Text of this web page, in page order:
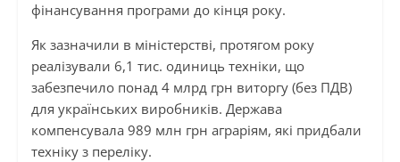
фінансування програми до кінця року.
Як зазначили в міністерстві, протягом року
реалізували 6,1 тис. одиниць техніки, що
забезпечило понад 4 млрд грн виторгу (без ПДВ)
для українських виробників. Держава
компенсувала 989 млн грн аграріям, які придбали
техніку з переліку.